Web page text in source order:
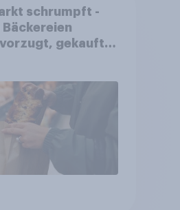
schrumpft -
Bäckereien
gekauft